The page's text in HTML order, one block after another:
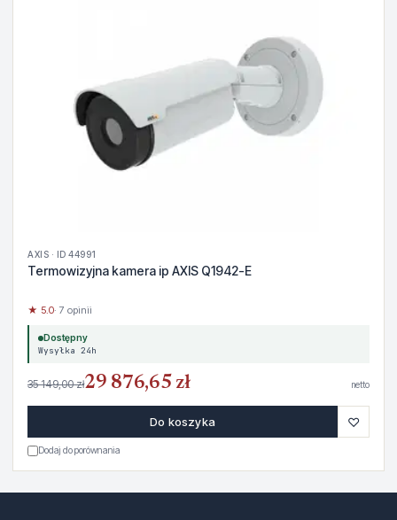
AXIS · ID 44991
Termowizyjna kamera ip AXIS Q1942-E
★ 5.0· 7 opinii
Dostępny
Wysyłka 24h
35 149,00 zł29 876,65 zł netto
Do koszyka ♡
Dodaj do porównania